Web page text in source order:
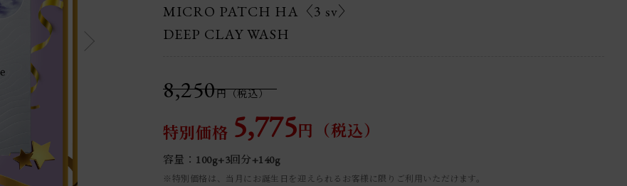
MICRO PATCH HA〈3 sv〉
DEEP CLAY WASH
8,250円（税込）
特別価格 5,775円（税込）
容量：100g+3回分+140g
※特別価格は、当月にお誕生日を迎えられるお客様に限りご利用いただけます。